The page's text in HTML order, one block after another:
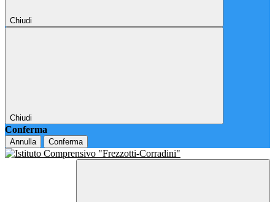
Chiudi
Chiudi
Conferma
Annulla Conferma